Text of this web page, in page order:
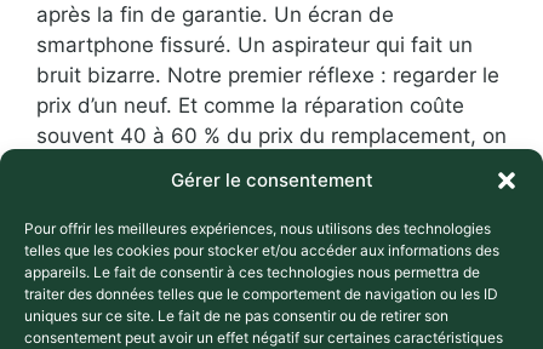
Gérer le consentement
Pour offrir les meilleures expériences, nous utilisons des technologies
telles que les cookies pour stocker et/ou accéder aux informations des
appareils. Le fait de consentir à ces technologies nous permettra de
traiter des données telles que le comportement de navigation ou les ID
uniques sur ce site. Le fait de ne pas consentir ou de retirer son
consentement peut avoir un effet négatif sur certaines caractéristiques
après la fin de garantie. Un écran de
smartphone fissuré. Un aspirateur qui fait un
bruit bizarre. Notre premier réflexe : regarder le
prix d’un neuf. Et comme la réparation coûte
souvent 40 à 60 % du prix du remplacement, on
Catégories
Consommation responsable
Étiquettes
bonus réparation , consommation responsable ,
économie circulaire , économies , indice de